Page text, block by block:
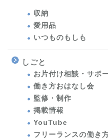
収納
愛用品
いつものもしも
しごと
お片付け相談・サポ
働き方おはなし会
監修・制作
掲載情報
YouTube
フリーランスの働き